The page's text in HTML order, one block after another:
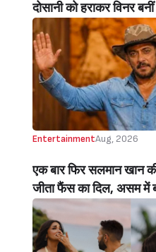
दोसानी को हराकर विनर
इनाम में मिले 50 लाख रुपये
ट्रॉफी (Mini Mathur
Beats Aly Goni And
EntertainmentAug, 2026
एक बार फिर सलमान खान
जीता फैंस का दिल, असम में
की मदद के लिए सलमान ने
हाथ, बेघर लोगों के लिए
(Salman Khan In